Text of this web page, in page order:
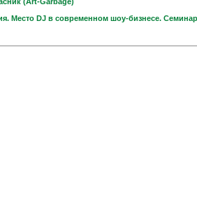
Место DJ в современном шоу-бизнесе.